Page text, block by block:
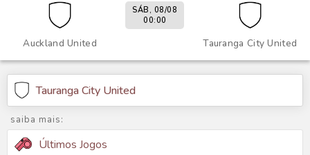
Auckland United Tauranga City United
SÁB, 08/08
00:00
Tauranga City United
saiba mais:
Últimos Jogos